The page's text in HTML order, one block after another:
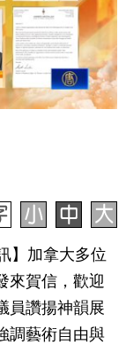
】加拿大多位
來賀信，歡迎
員讚揚神韻展
調藝術自由與